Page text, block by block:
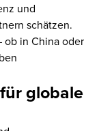
und
schätzen.
ob in China oder
globale